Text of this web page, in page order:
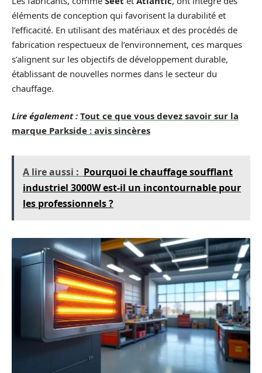
éléments de conception qui favorisent la durabilité et
l’efficacité. En utilisant des matériaux et des procédés de
fabrication respectueux de l’environnement, ces marques
s’alignent sur les objectifs de développement durable,
établissant de nouvelles normes dans le secteur du
chauffage.
Lire également : Tout ce que vous devez savoir sur la
marque Parkside : avis sincères
A lire aussi : Pourquoi le chauffage soufflant
industriel 3000W est-il un incontournable pour
les professionnels ?